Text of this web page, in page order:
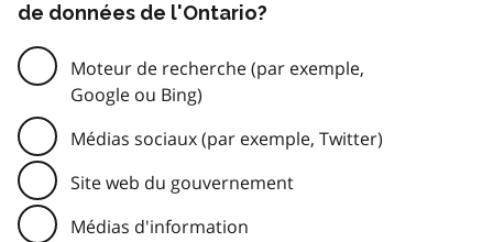
de données de l'Ontario?
Moteur de recherche (par exemple,
Google ou Bing)
Médias sociaux (par exemple, Twitter)
Site web du gouvernement
Médias d'information